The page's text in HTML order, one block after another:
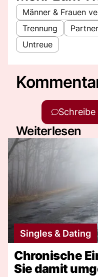
Männer & Frauen
Trennung
Partner
Untreue
Weiterlesen
Singles & Dating
Chronische
Sie damit